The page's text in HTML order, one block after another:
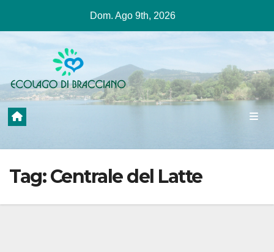
contenuto
Dom. Ago 9th, 2026
Tag:Centrale del Latte